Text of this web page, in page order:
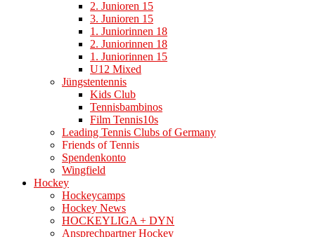
2. Junioren 15
3. Junioren 15
1. Juniorinnen 18
2. Juniorinnen 18
1. Juniorinnen 15
U12 Mixed
Jüngstentennis
Kids Club
Tennisbambinos
Film Tennis10s
Leading Tennis Clubs of Germany
Friends of Tennis
Spendenkonto
Wingfield
Hockey
Hockeycamps
Hockey News
HOCKEYLIGA + DYN
Ansprechpartner Hockey